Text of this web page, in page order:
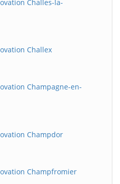
Challes-la-
Challex
Champagne-en-
Champdor
Champfromier